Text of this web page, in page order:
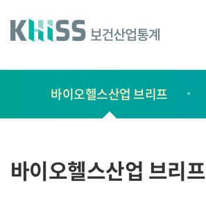
건
서
간
행
바이오헬스산업 브리프
바이오헬스산업 브리프